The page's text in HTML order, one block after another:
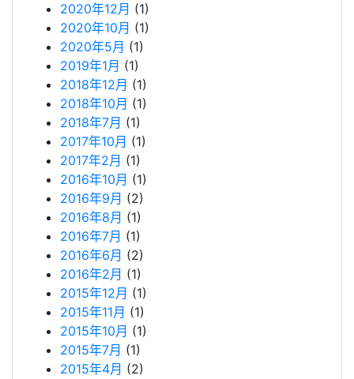
2020年12月 (1)
2020年10月 (1)
2020年5月 (1)
2019年1月 (1)
2018年12月 (1)
2018年10月 (1)
2018年7月 (1)
2017年10月 (1)
2017年2月 (1)
2016年10月 (1)
2016年9月 (2)
2016年8月 (1)
2016年7月 (1)
2016年6月 (2)
2016年2月 (1)
2015年12月 (1)
2015年11月 (1)
2015年10月 (1)
2015年7月 (1)
2015年4月 (2)